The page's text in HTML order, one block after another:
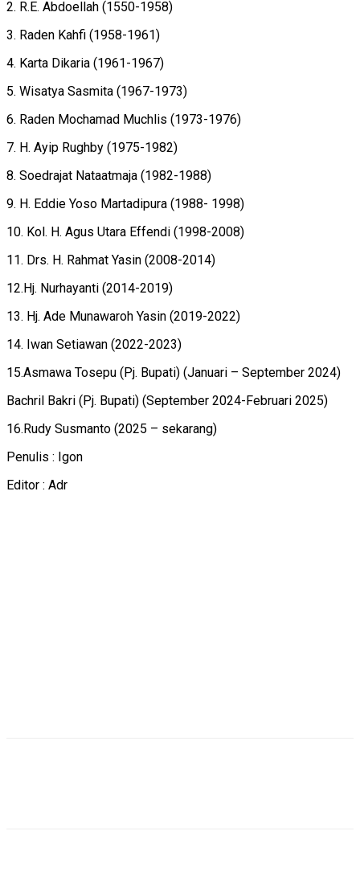
2. R.E. Abdoellah (1550-1958)
3. Raden Kahfi (1958-1961)
4. Karta Dikaria (1961-1967)
5. Wisatya Sasmita (1967-1973)
6. Raden Mochamad Muchlis (1973-1976)
7. H. Ayip Rughby (1975-1982)
8. Soedrajat Nataatmaja (1982-1988)
9. H. Eddie Yoso Martadipura (1988- 1998)
10. Kol. H. Agus Utara Effendi (1998-2008)
11. Drs. H. Rahmat Yasin (2008-2014)
12.Hj. Nurhayanti (2014-2019)
13. Hj. Ade Munawaroh Yasin (2019-2022)
14. Iwan Setiawan (2022-2023)
15.Asmawa Tosepu (Pj. Bupati) (Januari – September 2024)
Bachril Bakri (Pj. Bupati) (September 2024-Februari 2025)
16.Rudy Susmanto (2025 – sekarang)
Penulis : Igon
Editor : Adr